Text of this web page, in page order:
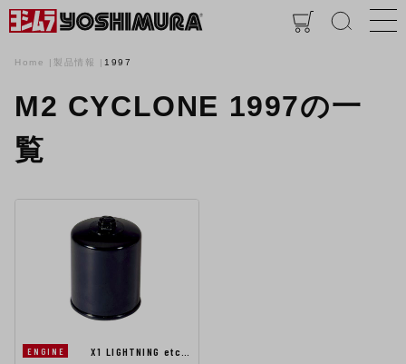
Home 製品情報 1997
M2 CYCLONE 1997の一
覧
ENGINE
X1 LIGHTNING etc…